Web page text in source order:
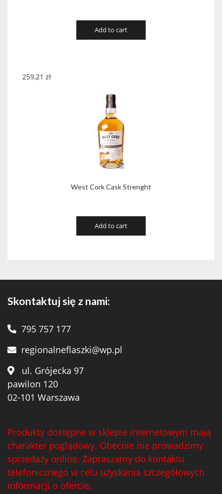
Add to cart
West Cork Cask Strenght
259,21 zł
Add to cart
Skontaktuj się z nami:
795 757 177
regionalneflaszki@wp.pl
ul. Grójecka 97
pawilon 120
02-101 Warszawa
Produkty dostępne w sklepie internetowym mają
charakter poglądowy. Obecnie nie prowadzimy
sprzedaży online. Zapraszamy do kontaktu
telefonicznego w celu uzyskania szczegółowych
informacji o ofercie.